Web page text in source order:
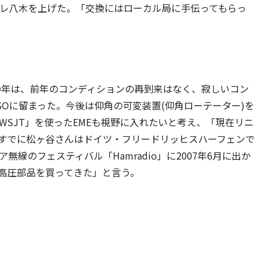
八木を上げた。「交換にはローカル局に手伝ってもらっ
は、前年のコンディションの再到来はなく、寂しいコン
に留まった。今後は仰角の可変装置(仰角ローテーター)を
」を使ったEMEも視野に入れたいと考え、「現在リニ
でに松ヶ谷さんはドイツ・フリードリッヒスハーフェンで
無線のフェスティバル「Hamradio」に2007年6月に出か
部品を買ってきた」と言う。